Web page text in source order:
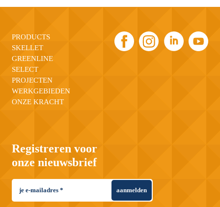
PRODUCTS
SKELLET
GREENLINE
SELECT
PROJECTEN
WERKGEBIEDEN
ONZE KRACHT
Registreren voor
onze nieuwsbrief
aanmelden